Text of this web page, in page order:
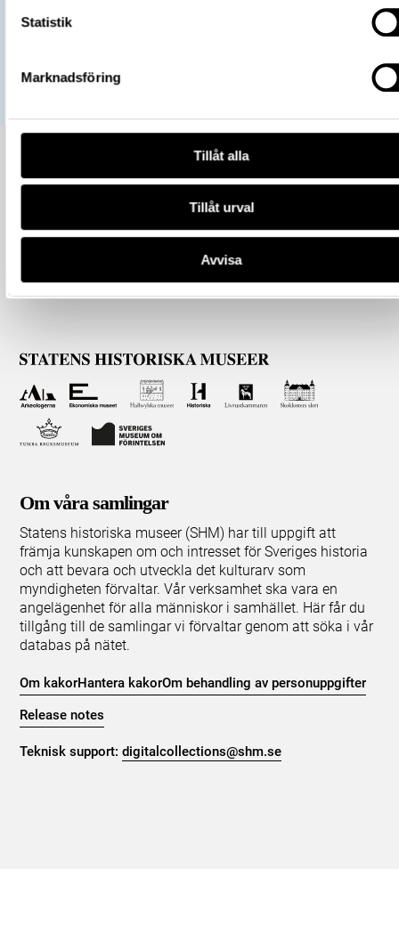
Statistik
Marknadsföring
Tillåt alla
Tillåt urval
Avvisa
All textinformation (metadata) på denna sida är fri att använda
Om våra samlingar
Statens historiska museer (SHM) har till uppgift att
främja kunskapen om och intresset för Sveriges historia
och att bevara och utveckla det kulturarv som
myndigheten förvaltar. Vår verksamhet ska vara en
angelägenhet för alla människor i samhället. Här får du
tillgång till de samlingar vi förvaltar genom att söka i vår
databas på nätet.
Om kakorHantera kakorOm behandling av personuppgifter
Release notes
Teknisk support:digitalcollections@shm.se